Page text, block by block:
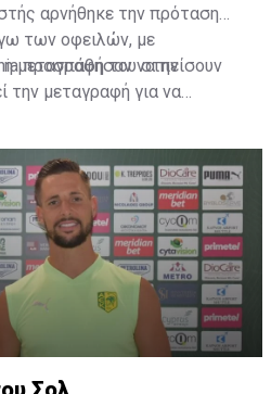
αρνήθηκε την πρόταση
των οφειλών, με
μεταγραφή του στην
προσπάθησαν να πείσουν
την μεταγραφή για να
αρνήθηκε και επέμεινε
ώστε να μετακομίσει
νέα ομάδα το τρέχον